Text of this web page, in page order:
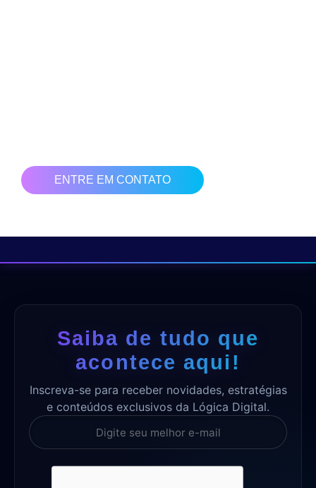
ENTRE EM CONTATO
Saiba de tudo que
acontece aqui!
Inscreva-se para receber novidades, estratégias
e conteúdos exclusivos da Lógica Digital.